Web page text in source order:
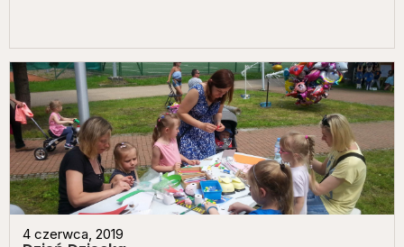
4 czerwca, 2019